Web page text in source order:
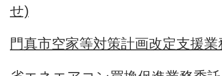
せ)
門真市空家等対策計画改定支援業